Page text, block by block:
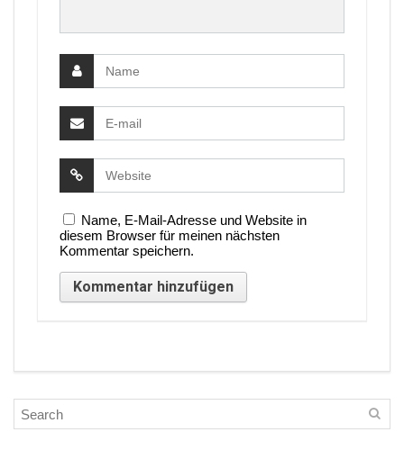
Name, E-Mail-Adresse und Website in
diesem Browser für meinen nächsten
Kommentar speichern.